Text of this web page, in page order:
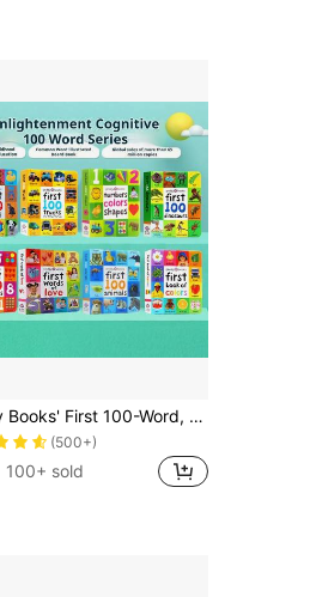
Priddy Books' First 100-Word, 動物、数字、色、形、トラック、恐竜、愛、自然、英語語彙辞典、早期読書、早期描画、寝る前の読書、英語早期学習、子供の日記、ジャーナル、ノートに適しています
(500+)
100+ sold